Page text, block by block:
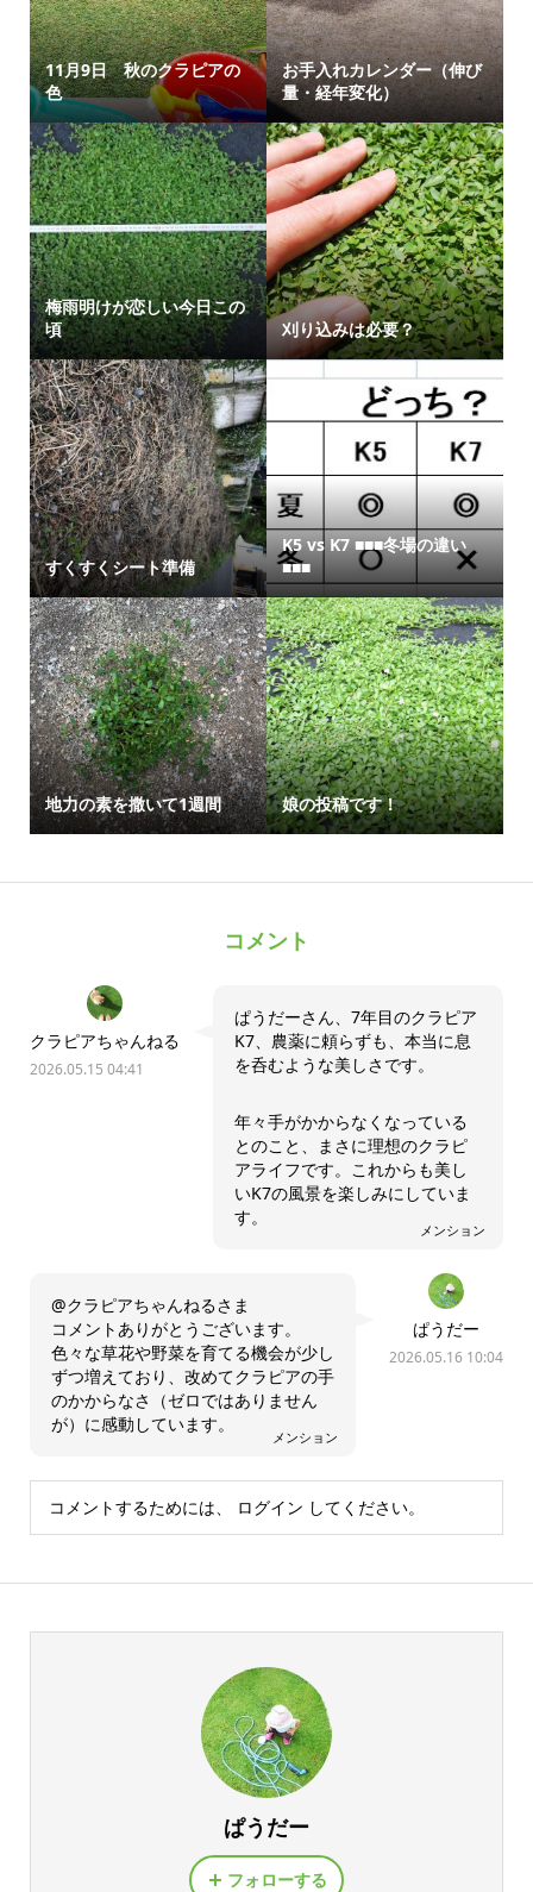
11月9日 秋のクラピアの
色
お手入れカレンダー（伸び
量・経年変化）
梅雨明けが恋しい今日この
頃
刈り込みは必要？
すくすくシート準備
K5 vs K7 ■■■冬場の違い
■■■
地力の素を撒いて1週間 娘の投稿です！
コメント
クラピアちゃんねる
2026.05.15 04:41
メンション
ぱうだーさん、7年目のクラピア
K7、農薬に頼らずも、本当に息
を呑むような美しさです。
年々手がかからなくなっている
とのこと、まさに理想のクラピ
アライフです。これからも美し
いK7の風景を楽しみにしていま
す。
ぱうだー
2026.05.16 10:04
メンション
@クラピアちゃんねるさま
コメントありがとうございます。
色々な草花や野菜を育てる機会が少し
ずつ増えており、改めてクラピアの手
のかからなさ（ゼロではありません
が）に感動しています。
コメントするためには、 ログイン してください。
ぱうだー
フォローする